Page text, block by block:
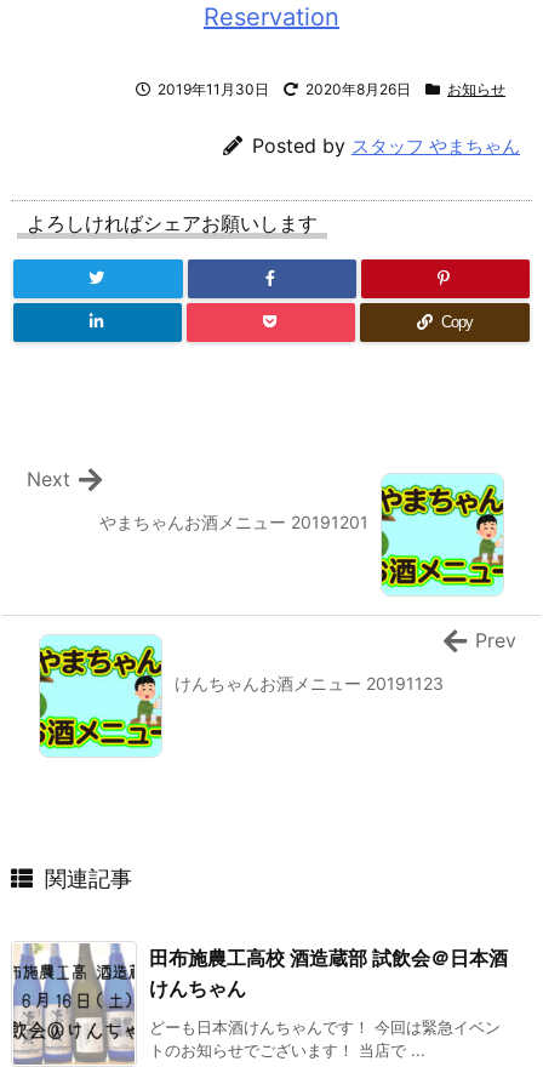
Reservation
2019年11月30日 2020年8月26日 お知らせ
Posted by スタッフ やまちゃん
よろしければシェアお願いします
Copy
やまちゃんお酒メニュー 20191201
Next
けんちゃんお酒メニュー 20191123
Prev
関連記事
田布施農工高校 酒造蔵部 試飲会＠日本酒
けんちゃん
どーも日本酒けんちゃんです！ 今回は緊急イベン
トのお知らせでございます！ 当店で ...